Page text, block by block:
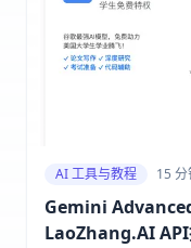
AI 工具与教程 15 分
Gemini
LaoZhang.AI API